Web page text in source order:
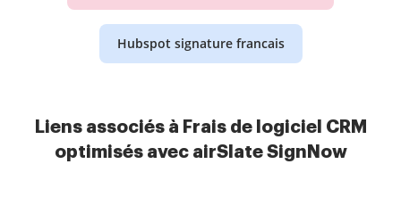
Hubspot signature francais
Liens associés à Frais de logiciel CRM
optimisés avec airSlate SignNow